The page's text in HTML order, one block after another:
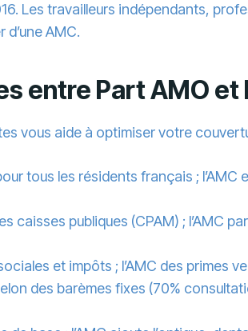
Les travailleurs indépendants,
AMC.
entre Part AMO et
vous aide à optimiser votre
tous les résidents français ;
caisses publiques (CPAM) ; l’AMC
et impôts ; l’AMC des primes
des barèmes fixes (70%